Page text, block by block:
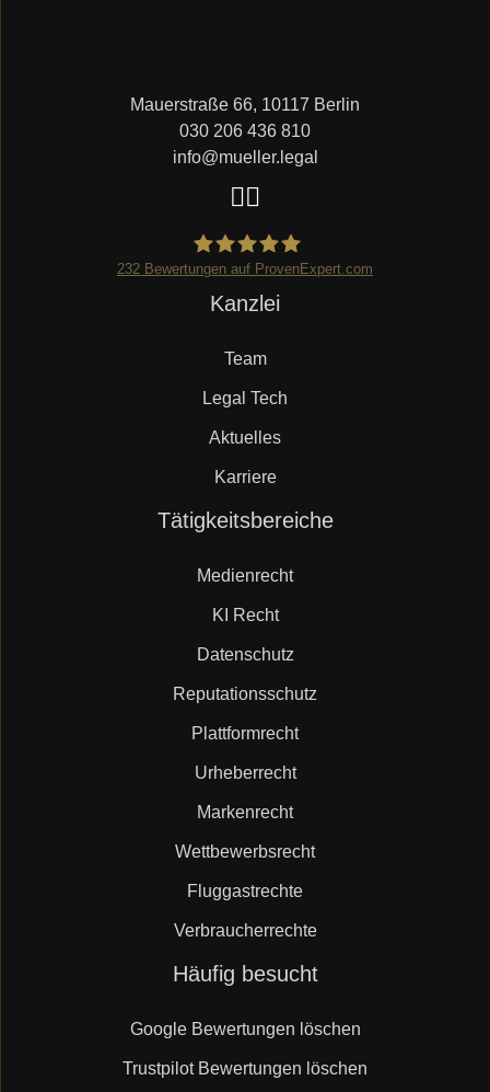
Mauerstraße 66, 10117 Berlin
030 206 436 810
info@mueller.legal
Mueller.legal
232 Bewertungen auf ProvenExpert.com
Kanzlei
Team
Legal Tech
Aktuelles
Karriere
Tätigkeitsbereiche
Medienrecht
KI Recht
Datenschutz
Reputationsschutz
Plattformrecht
Urheberrecht
Markenrecht
Wettbewerbsrecht
Fluggastrechte
Verbraucherrechte
Häufig besucht
Google Bewertungen löschen
Trustpilot Bewertungen löschen